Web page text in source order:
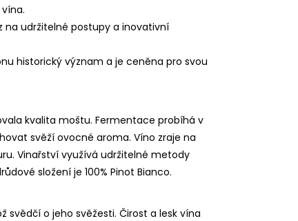
na udržitelné postupy a inovativní
historický význam a je ceněna pro svou
kvalita moštu. Fermentace probíhá v
svěží ovocné aroma. Víno zraje na
Vinařství využívá udržitelné metody
složení je 100% Pinot Bianco.
svědčí o jeho svěžesti. Čirost a lesk vína